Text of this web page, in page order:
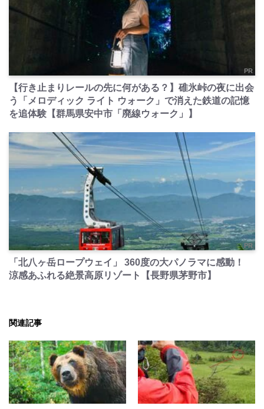
PR
【行き止まりレールの先に何がある？】碓氷峠の夜に出会
う「メロディック ライト ウォーク」で消えた鉄道の記憶
を追体験【群馬県安中市「廃線ウォーク」】
PR
「北八ヶ岳ロープウェイ」 360度の大パノラマに感動！
涼感あふれる絶景高原リゾート【長野県茅野市】
関連記事